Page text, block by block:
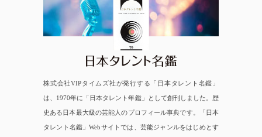
日本タレント名鑑
株式会社VIPタイムズ社が発行する「日本タレント名鑑」
は、1970年に「日本タレント年鑑」として創刊しました。歴
史ある日本最大級の芸能人のプロフィール事典です。「日本
タレント名鑑」Webサイトでは、芸能ジャンルをはじめとす